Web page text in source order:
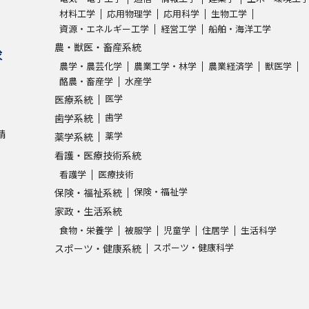
学問発見
大学で学びたい学問発見
学問のミニ講義「夢ナビ講義」
ユーザーサポート
Ｑ＆Ａ よくあるご質問
大学進学IDに
資料の料金のお支払いについて
材料工学
応用物理学 応用科学
生物工学
資源・エネルギー工学
経営工学 船舶・海洋工学
農・獣医・畜産系統
農学・農芸化学 農業工学・林学 農業経済学
獣医学
酪農・畜産学
水産学
医療系統 医学
歯学系統 歯学
薬学系統 薬学
看護・医療技術系統
看護学 医療技術
保険・福祉系統 保険・福祉学
家政・生活系統
食物・栄養学 被服学 児童学 住居学 生活科学
スポーツ・健康系統 スポーツ・健康科学